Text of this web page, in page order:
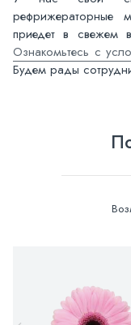
рефрижераторные
приедет в свежем
Ознакомьтесь с
Будем рады